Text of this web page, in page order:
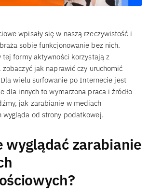
wpisały się w naszą rzeczywistość i
sobie funkcjonowanie bez nich.
tej formy aktywności korzystają z
zobaczyć jak naprawić czy uruchomić
wielu surfowanie po Internecie jest
dla innych to wymarzona praca i źródło
jak zarabianie w mediach
wygląda od strony podatkowej.
wyglądać zarabianie